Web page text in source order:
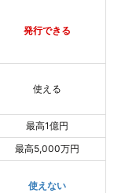
発行できる
使える
最高1億円
最高5,000万円
使えない